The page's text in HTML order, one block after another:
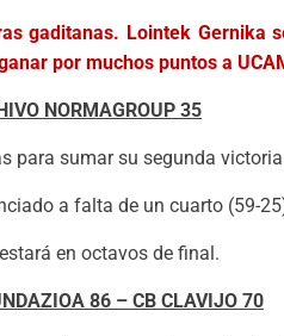
gaditanas. Lointek Gernika
por muchos puntos a
NORMAGROUP 35
para sumar su segunda
a falta de un cuarto (59-
en octavos de final.
86 – CB CLAVIJO 70